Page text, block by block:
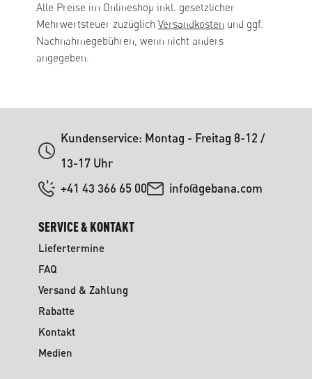
Alle Preise im Onlineshop inkl. gesetzlicher
Mehrwertsteuer zuzüglich Versandkosten und ggf.
Nachnahmegebühren, wenn nicht anders
angegeben.
Kundenservice: Montag - Freitag 8-12 /
13-17 Uhr
+41 43 366 65 00
info@gebana.com
SERVICE & KONTAKT
Liefertermine
FAQ
Versand & Zahlung
Rabatte
Kontakt
Medien